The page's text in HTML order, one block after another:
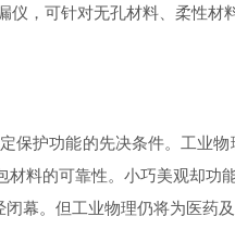
仪，可针对无孔材料、柔性
保护功能的先决条件。工业
料的可靠性。小巧美观却功
幕。但工业物理仍将为医药